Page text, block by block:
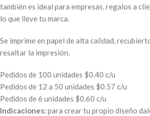
también es ideal para empresas, regalos a
lo que lleve tu marca.
Se imprime en papel de alta calidad,
resaltar la impresión.
Pedidos de 100 unidades $0.40 c/u
Pedidos de 12 a 50 unidades $0.57 c/u
Pedidos de 6 unidades $0.60 c/u
Indicaciones: para crear tu propio diseño